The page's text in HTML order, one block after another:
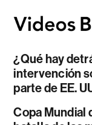
¿Qué hay
intervención
parte de EE.
Copa Mundial